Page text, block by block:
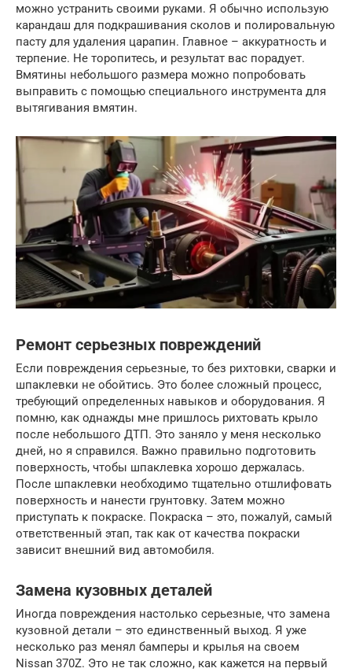
можно устранить своими руками. Я обычно использую
карандаш для подкрашивания сколов и полировальную
пасту для удаления царапин. Главное – аккуратность и
терпение. Не торопитесь, и результат вас порадует.
Вмятины небольшого размера можно попробовать
выправить с помощью специального инструмента для
вытягивания вмятин.
Ремонт серьезных повреждений
Если повреждения серьезные, то без рихтовки, сварки и
шпаклевки не обойтись. Это более сложный процесс,
требующий определенных навыков и оборудования. Я
помню, как однажды мне пришлось рихтовать крыло
после небольшого ДТП. Это заняло у меня несколько
дней, но я справился. Важно правильно подготовить
поверхность, чтобы шпаклевка хорошо держалась.
После шпаклевки необходимо тщательно отшлифовать
поверхность и нанести грунтовку. Затем можно
приступать к покраске. Покраска – это, пожалуй, самый
ответственный этап, так как от качества покраски
зависит внешний вид автомобиля.
Замена кузовных деталей
Иногда повреждения настолько серьезные, что замена
кузовной детали – это единственный выход. Я уже
несколько раз менял бамперы и крылья на своем
Nissan 370Z. Это не так сложно, как кажется на первый